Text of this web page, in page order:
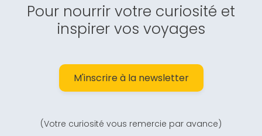
Pour nourrir votre curiosité et
inspirer vos voyages
M'inscrire à la newsletter
(Votre curiosité vous remercie par avance)